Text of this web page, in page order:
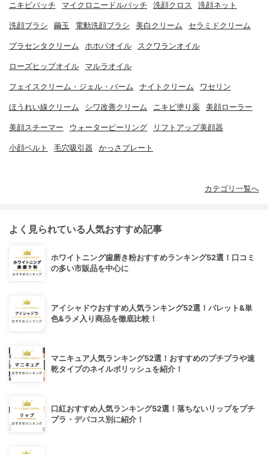
ニキビパッチ マイクロニードルパッチ 洗顔クロス 洗顔ネット
洗顔ブラシ 繭玉 電動洗顔ブラシ 美白クリーム セラミドクリーム
プラセンタクリーム ホホバオイル スクワランオイル
ローズヒップオイル マルラオイル
フェイスクリーム・ジェル・バーム ナイトクリーム ワセリン
ほうれい線クリーム シワ改善クリーム ニキビ塗り薬 美顔ローラー
美顔スチーマー ウォーターピーリング リフトアップ美顔器
小顔ベルト 毛穴吸引器 かっさプレート
カテゴリ一覧へ
よく見られている人気おすすめ記事
ホワイトニング歯磨き粉おすすめランキング52選！口コミ
の多い市販品を中心に
アイシャドウおすすめ人気ランキング52選！パレット&単
色&ラメ入り商品を徹底比較！
マニキュア人気ランキング52選！おすすめのプチプラや速
乾タイプのネイルポリッシュを紹介！
口紅おすすめ人気ランキング52選！落ちないリップをプチ
プラ・デパコス別に紹介！